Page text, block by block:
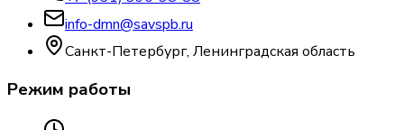
info-dmn@savspb.ru
Санкт-Петербург, Ленинградская область
Режим работы